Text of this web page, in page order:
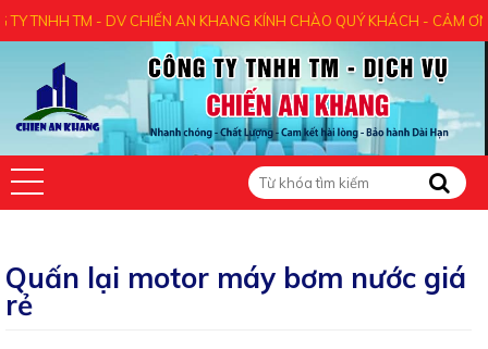
TM - DV CHIẾN AN KHANG KÍNH CHÀO QUÝ KHÁCH - CẢM ƠN QUÝ
Quấn lại motor máy bơm nước giá
rẻ